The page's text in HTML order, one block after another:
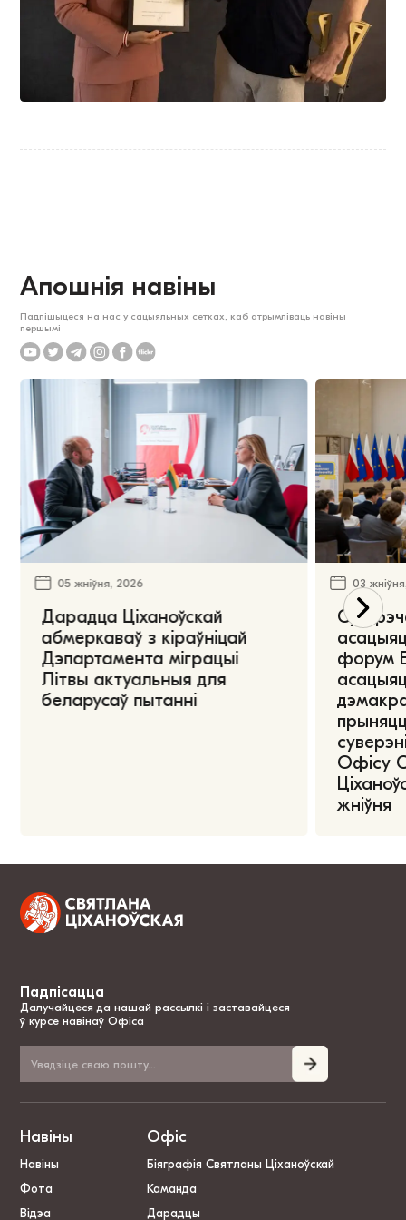
Апошнія навіны
Падпішыцеся на нас у сацыяльных сетках, каб атрымліваць навіны
першымі
05 жніўня, 2026
Дарадца Ціханоўскай
абмеркаваў з кіраўніцай
Дэпартамента міграцыі
Літвы актуальныя для
беларусаў пытанні
03
форум
Офісу
жніўня
Падпісацца
Далучайцеся да нашай рассылкі і заставайцеся
ў курсе навінаў Офіса
Навіны
Навіны
Фота
Відэа
Офіс
Біяграфія Святланы Ціханоўскай
Каманда
Дарадцы